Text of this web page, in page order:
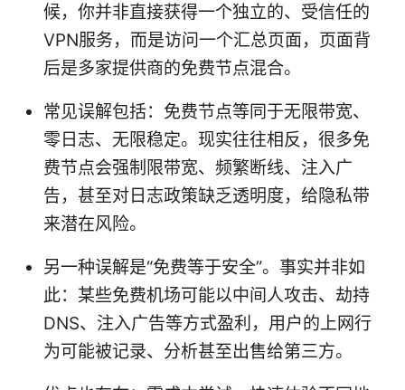
候，你并非直接获得一个独立的、受信任的
VPN服务，而是访问一个汇总页面，页面背
后是多家提供商的免费节点混合。
常见误解包括：免费节点等同于无限带宽、
零日志、无限稳定。现实往往相反，很多免
费节点会强制限带宽、频繁断线、注入广
告，甚至对日志政策缺乏透明度，给隐私带
来潜在风险。
另一种误解是“免费等于安全”。事实并非如
此：某些免费机场可能以中间人攻击、劫持
DNS、注入广告等方式盈利，用户的上网行
为可能被记录、分析甚至出售给第三方。